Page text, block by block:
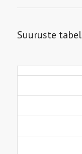
Suuruste tabel